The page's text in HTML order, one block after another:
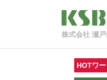
株式会社 瀬
HOTワー